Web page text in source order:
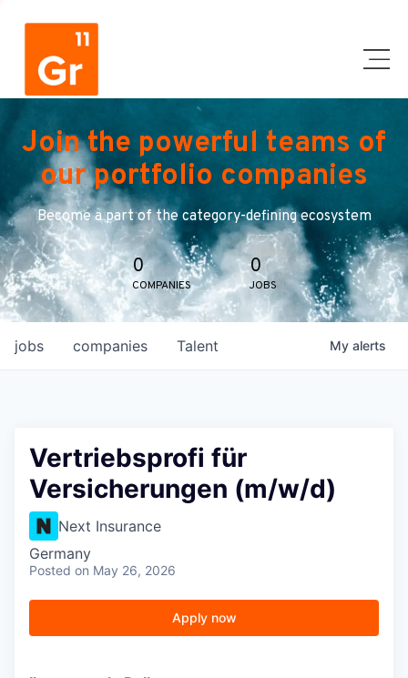
Join the powerful teams of
our portfolio companies
Become a part of the category-defining ecosystem
0
COMPANIES
0
JOBS
jobs companies Talent My alerts
Vertriebsprofi für
Versicherungen (m/w/d)
Next Insurance
Germany
Posted on May 26, 2026
Apply now